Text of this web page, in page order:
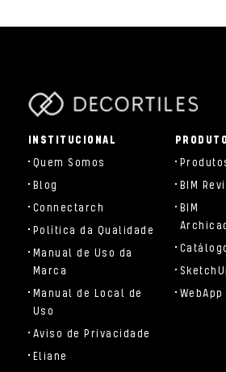
INSTITUCIONAL
Quem Somos
Blog
Connectarch
Política da Qualidade
Manual de Uso da
Marca
Manual de Local de
Uso
Aviso de Privacidade
Eliane
PRODUTO
BIM
BIM
WebApp